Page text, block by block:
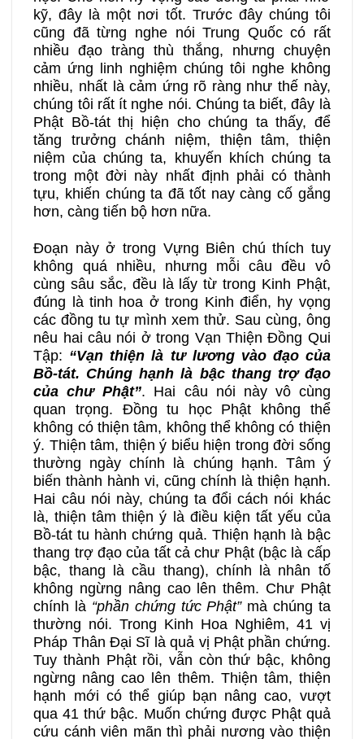
kỹ, đây là một nơi tốt. Trước đây chúng tôi
cũng đã từng nghe nói Trung Quốc có rất
nhiều đạo tràng thù thắng, nhưng chuyện
cảm ứng linh nghiệm chúng tôi nghe không
nhiều, nhất là cảm ứng rõ ràng như thế này,
chúng tôi rất ít nghe nói. Chúng ta biết, đây là
Phật Bồ-tát thị hiện cho chúng ta thấy, để
tăng trưởng chánh niệm, thiện tâm, thiện
niệm của chúng ta, khuyến khích chúng ta
trong một đời này nhất định phải có thành
tựu, khiến chúng ta đã tốt nay càng cố gắng
hơn, càng tiến bộ hơn nữa.
Đoạn này ở trong Vựng Biên chú thích tuy
không quá nhiều, nhưng mỗi câu đều vô
cùng sâu sắc, đều là lấy từ trong Kinh Phật,
đúng là tinh hoa ở trong Kinh điển, hy vọng
các đồng tu tự mình xem thử. Sau cùng, ông
nêu hai câu nói ở trong Vạn Thiện Đồng Qui
Tập: “Vạn thiện là tư lương vào đạo của
Bồ-tát. Chúng hạnh là bậc thang trợ đạo
của chư Phật”. Hai câu nói này vô cùng
quan trọng. Đồng tu học Phật không thể
không có thiện tâm, không thể không có thiện
ý. Thiện tâm, thiện ý biểu hiện trong đời sống
thường ngày chính là chúng hạnh. Tâm ý
biến thành hành vi, cũng chính là thiện hạnh.
Hai câu nói này, chúng ta đổi cách nói khác
là, thiện tâm thiện ý là điều kiện tất yếu của
Bồ-tát tu hành chứng quả. Thiện hạnh là bậc
thang trợ đạo của tất cả chư Phật (bậc là cấp
bậc, thang là cầu thang), chính là nhân tố
không ngừng nâng cao lên thêm. Chư Phật
chính là “phần chứng tức Phật”mà chúng ta
thường nói. Trong Kinh Hoa Nghiêm, 41 vị
Pháp Thân Đại Sĩ là quả vị Phật phần chứng.
Tuy thành Phật rồi, vẫn còn thứ bậc, không
ngừng nâng cao lên thêm. Thiện tâm, thiện
hạnh mới có thể giúp bạn nâng cao, vượt
qua 41 thứ bậc. Muốn chứng được Phật quả
cứu cánh viên mãn thì phải nương vào thiện